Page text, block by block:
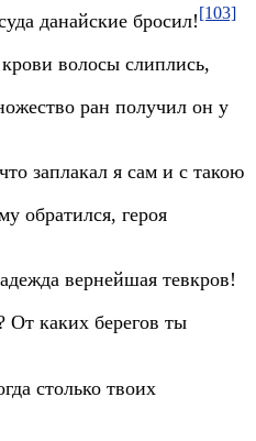
данайские бросил![103]
волосы слиплись,
ран получил он у
заплакал я сам и с такою
обратился, героя
вернейшая тевкров!
От каких берегов ты
столько твоих